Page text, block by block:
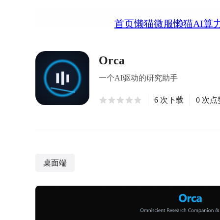
首页懒猫微服懒猫AI算
Orca
一个AI驱动的研究助手
6 次下载 0 次点
桌面端